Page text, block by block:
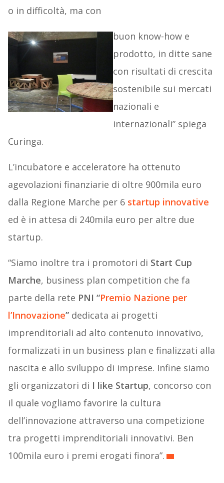
o in difficoltà, ma con
buon know-how e
prodotto, in ditte sane
con risultati di crescita
sostenibile sui mercati
nazionali e
internazionali” spiega
Curinga.
L’incubatore e acceleratore ha ottenuto
agevolazioni finanziarie di oltre 900mila euro
dalla Regione Marche per 6 startup innovative
ed è in attesa di 240mila euro per altre due
startup.
“Siamo inoltre tra i promotori di Start Cup
Marche, business plan competition che fa
parte della rete PNI “Premio Nazione per
l’Innovazione” dedicata ai progetti
imprenditoriali ad alto contenuto innovativo,
formalizzati in un business plan e finalizzati alla
nascita e allo sviluppo di imprese. Infine siamo
gli organizzatori di I like Startup, concorso con
il quale vogliamo favorire la cultura
dell’innovazione attraverso una competizione
tra progetti imprenditoriali innovativi. Ben
100mila euro i premi erogati finora”.